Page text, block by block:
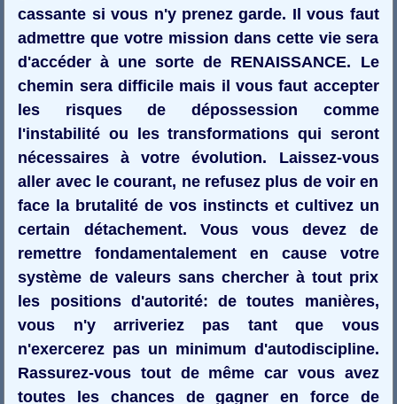
cassante si vous n'y prenez garde. Il vous faut
admettre que votre mission dans cette vie sera
d'accéder à une sorte de RENAISSANCE. Le
chemin sera difficile mais il vous faut accepter
les risques de dépossession comme
l'instabilité ou les transformations qui seront
nécessaires à votre évolution. Laissez-vous
aller avec le courant, ne refusez plus de voir en
face la brutalité de vos instincts et cultivez un
certain détachement. Vous vous devez de
remettre fondamentalement en cause votre
système de valeurs sans chercher à tout prix
les positions d'autorité: de toutes manières,
vous n'y arriveriez pas tant que vous
n'exercerez pas un minimum d'autodiscipline.
Rassurez-vous tout de même car vous avez
toutes les chances de gagner en force de